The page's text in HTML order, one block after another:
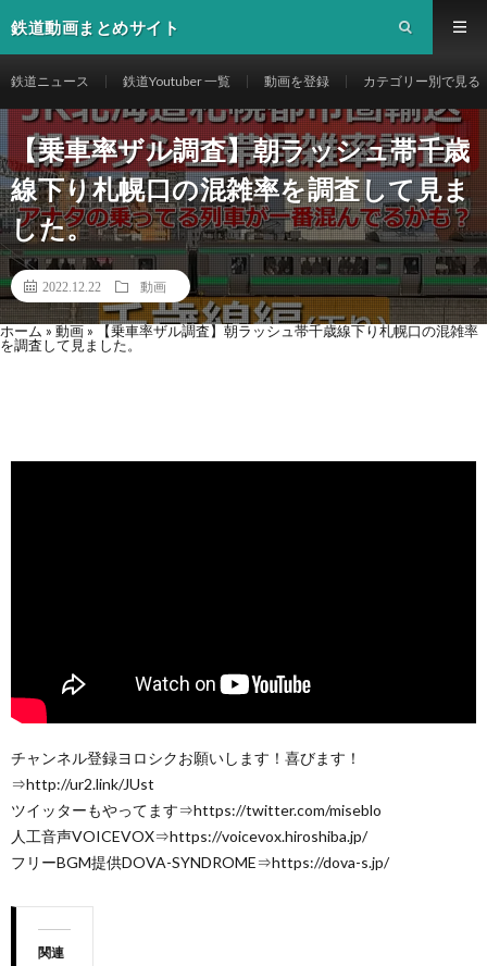
鉄道動画まとめサイト
鉄道ニュース 鉄道Youtuber 一覧 動画を登録 カテゴリー別で見る
【乗車率ザル調査】朝ラッシュ帯千歳
線下り札幌口の混雑率を調査して見ま
した。
2022.12.22 動画
ホーム » 動画 » 【乗車率ザル調査】朝ラッシュ帯千歳線下り札幌口の混雑率
を調査して見ました。
チャンネル登録ヨロシクお願いします！喜びます！
⇒http://ur2.link/JUst
ツイッターもやってます⇒https://twitter.com/miseblo
人工音声VOICEVOX⇒https://voicevox.hiroshiba.jp/
フリーBGM提供DOVA-SYNDROME⇒https://dova-s.jp/
関連